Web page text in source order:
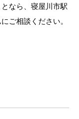
なら、寝屋川市駅
ご相談ください。